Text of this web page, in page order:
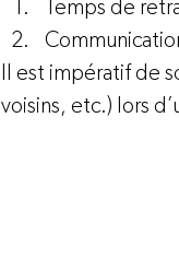
Temps de
Il est impératif de
voisins, etc.) lors